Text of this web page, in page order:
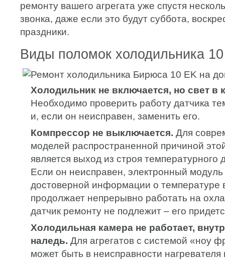
ремонту вашего агрегата уже спустя
звонка, даже если это будут суббота,
праздники.
Виды поломок холодильника
Холодильник не включается, но свет в
Необходимо проверить работу датчика
и, если он неисправен, заменить его.
Компрессор не выключается. Для
моделей распространенной причиной
является выход из строя температурного
Если он неисправен, электронный модуль
достоверной информации о температуре
продолжает непрерывно работать на
датчик ремонту не подлежит – его
Холодильная камера не работает,
наледь. Для агрегатов с системой «ноу
может быть в неисправности нагревателя